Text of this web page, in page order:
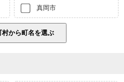
真岡市